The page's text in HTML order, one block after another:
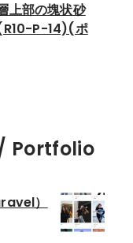
上部の塊状砂
P-14)(ポ
Portfolio
）